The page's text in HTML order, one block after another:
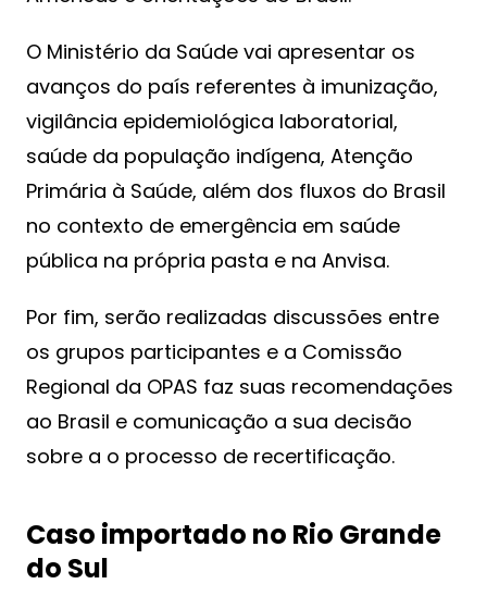
O Ministério da Saúde vai apresentar os
avanços do país referentes à imunização,
vigilância epidemiológica laboratorial,
saúde da população indígena, Atenção
Primária à Saúde, além dos fluxos do Brasil
no contexto de emergência em saúde
pública na própria pasta e na Anvisa.
Por fim, serão realizadas discussões entre
os grupos participantes e a Comissão
Regional da OPAS faz suas recomendações
ao Brasil e comunicação a sua decisão
sobre a o processo de recertificação.
Caso importado no Rio Grande
do Sul